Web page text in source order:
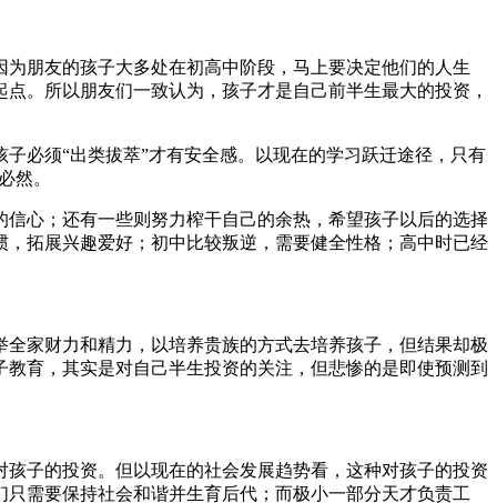
朋友的孩子大多处在初高中阶段，马上要决定他们的人生
。所以朋友们一致认为，孩子才是自己前半生最大的投资，
必须“出类拔萃”才有安全感。以现在的学习跃迁途径，只有
然。
心；还有一些则努力榨干自己的余热，希望孩子以后的选择
拓展兴趣爱好；初中比较叛逆，需要健全性格；高中时已经
家财力和精力，以培养贵族的方式去培养孩子，但结果却极
育，其实是对自己半生投资的关注，但悲惨的是即使预测到
子的投资。但以现在的社会发展趋势看，这种对孩子的投资
需要保持社会和谐并生育后代；而极小一部分天才负责工